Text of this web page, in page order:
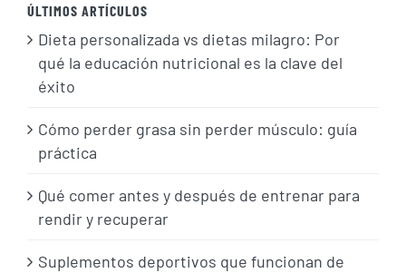
ÚLTIMOS ARTÍCULOS
Dieta personalizada vs dietas milagro: Por
qué la educación nutricional es la clave del
éxito
Cómo perder grasa sin perder músculo: guía
práctica
Qué comer antes y después de entrenar para
rendir y recuperar
Suplementos deportivos que funcionan de